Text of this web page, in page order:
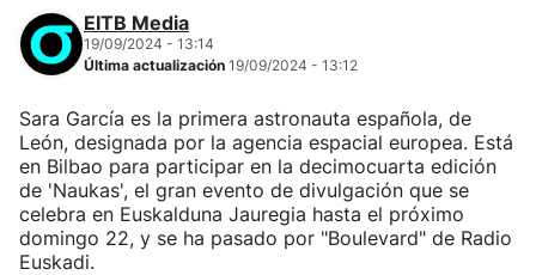
EITB Media
19/09/2024 - 13:14
Última actualización 19/09/2024 - 13:12
Sara García es la primera astronauta española, de
León, designada por la agencia espacial europea. Está
en Bilbao para participar en la decimocuarta edición
de 'Naukas', el gran evento de divulgación que se
celebra en Euskalduna Jauregia hasta el próximo
domingo 22, y se ha pasado por "Boulevard" de Radio
Euskadi.